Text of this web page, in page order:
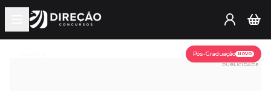
Open main menu
Pós-Graduação NOVO
PUBLICIDADE